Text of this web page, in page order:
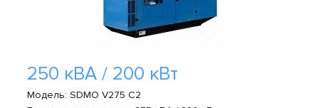
250 кВА / 200 кВт
Модель: SDMO V275 C2